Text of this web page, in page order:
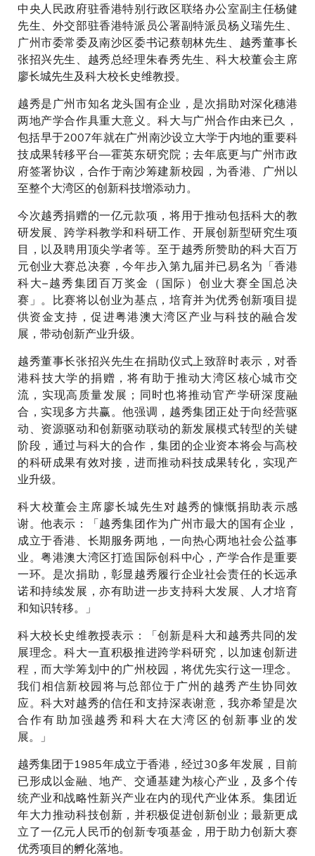
中央人民政府驻香港特别行政区联络办公室副主任杨健
先生、外交部驻香港特派员公署副特派员杨义瑞先生、
广州市委常委及南沙区委书记蔡朝林先生、越秀董事长
张招兴先生、越秀总经理朱春秀先生、科大校董会主席
廖长城先生及科大校长史维教授。
越秀是广州市知名龙头国有企业，是次捐助对深化穗港
两地产学合作具重大意义。科大与广州合作由来已久，
包括早于2007年就在广州南沙设立大学于内地的重要科
技成果转移平台—霍英东研究院；去年底更与广州市政
府签署协议，合作于南沙筹建新校园，为香港、广州以
至整个大湾区的创新科技增添动力。
今次越秀捐赠的一亿元款项，将用于推动包括科大的教
研发展、跨学科教学和科研工作、开展创新型研究生项
目，以及聘用顶尖学者等。至于越秀所赞助的科大百万
元创业大赛总决赛，今年步入第九届并已易名为「香港
科大–越秀集团百万奖金（国际）创业大赛全国总决
赛」。比赛将以创业为基点，培育并为优秀创新项目提
供资金支持，促进粤港澳大湾区产业与科技的融合发
展，带动创新产业升级。
越秀董事长张招兴先生在捐助仪式上致辞时表示，对香
港科技大学的捐赠，将有助于推动大湾区核心城市交
流，实现高质量发展；同时也将推动官产学研深度融
合，实现多方共赢。他强调，越秀集团正处于向经营驱
动、资源驱动和创新驱动联动的新发展模式转型的关键
阶段，通过与科大的合作，集团的企业资本将会与高校
的科研成果有效对接，进而推动科技成果转化，实现产
业升级。
科大校董会主席廖长城先生对越秀的慷慨捐助表示感
谢。他表示：「越秀集团作为广州市最大的国有企业，
成立于香港、长期服务两地，一向热心两地社会公益事
业。粤港澳大湾区打造国际创科中心，产学合作是重要
一环。是次捐助，彰显越秀履行企业社会责任的长远承
诺和持续发展，亦有助进一步支持科大发展、人才培育
和知识转移。」
科大校长史维教授表示：「创新是科大和越秀共同的发
展理念。科大一直积极推进跨学科研究，以加速创新进
程，而大学筹划中的广州校园，将优先实行这一理念。
我们相信新校园将与总部位于广州的越秀产生协同效
应。科大对越秀的信任和支持深表谢意，我亦希望是次
合作有助加强越秀和科大在大湾区的创新事业的发
展。」
越秀集团于1985年成立于香港，经过30多年发展，目前
已形成以金融、地产、交通基建为核心产业，及多个传
统产业和战略性新兴产业在内的现代产业体系。集团近
年大力推动科技创新，并积极促进创新创业；最新更成
立了一亿元人民币的创新专项基金，用于助力创新大赛
优秀项目的孵化落地。